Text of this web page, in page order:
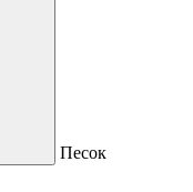
Песок